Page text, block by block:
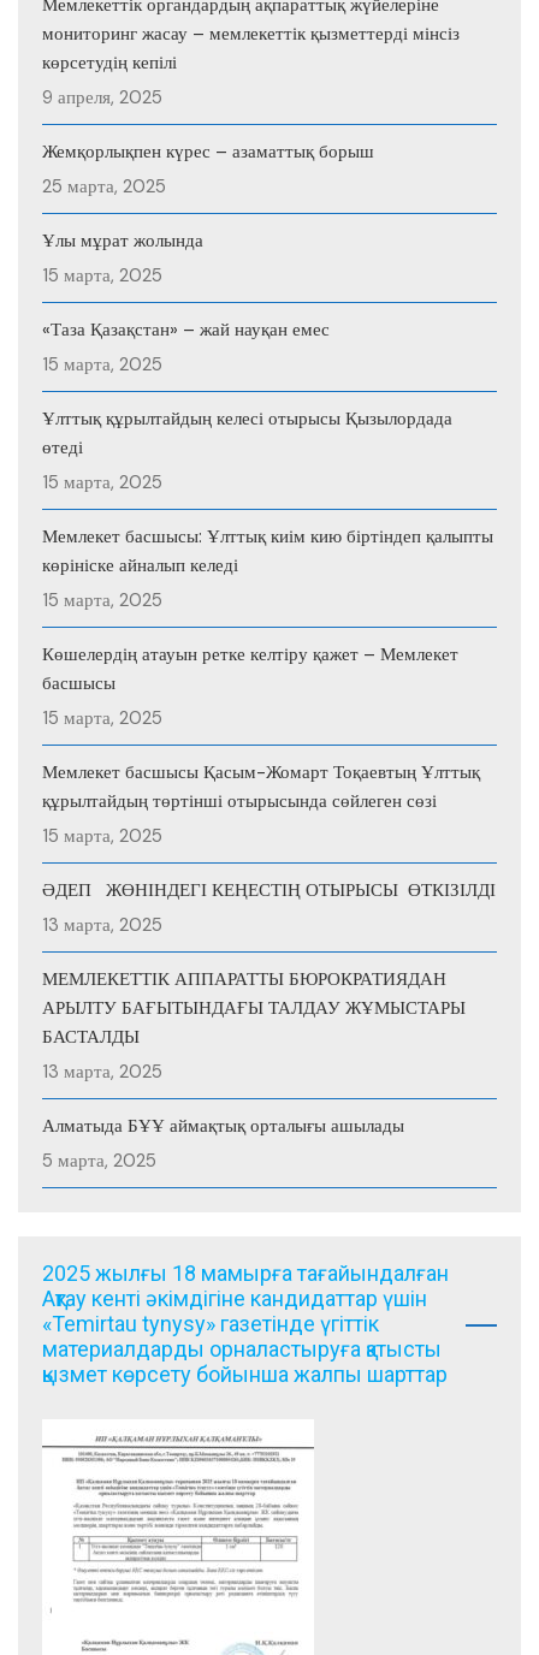
Мемлекеттік органдардың ақпараттық жүйелеріне
мониторинг жасау – мемлекеттік қызметтерді мінсіз
көрсетудің кепілі
9 апреля, 2025
Жемқорлықпен күрес – азаматтық борыш
25 марта, 2025
Ұлы мұрат жолында
15 марта, 2025
«Таза Қазақстан» – жай науқан емес
15 марта, 2025
Ұлттық құрылтайдың келесі отырысы Қызылордада
өтеді
15 марта, 2025
Мемлекет басшысы: Ұлттық киім кию біртіндеп қалыпты
көрініске айналып келеді
15 марта, 2025
Көшелердің атауын ретке келтіру қажет – Мемлекет
басшысы
15 марта, 2025
Мемлекет басшысы Қасым-Жомарт Тоқаевтың Ұлттық
құрылтайдың төртінші отырысында сөйлеген сөзі
15 марта, 2025
ӘДЕП ЖӨНІНДЕГІ КЕҢЕСТІҢ ОТЫРЫСЫ ӨТКІЗІЛДІ
13 марта, 2025
МЕМЛЕКЕТТІК АППАРАТТЫ БЮРОКРАТИЯДАН
АРЫЛТУ БАҒЫТЫНДАҒЫ ТАЛДАУ ЖҰМЫСТАРЫ
БАСТАЛДЫ
13 марта, 2025
Алматыда БҰҰ аймақтық орталығы ашылады
5 марта, 2025
2025 жылғы 18 мамырға тағайындалған
Ақтау кенті әкімдігіне кандидаттар үшін
«Temirtau tynysy» газетінде үгіттік
материалдарды орналастыруға қатысты
қызмет көрсету бойынша жалпы шарттар